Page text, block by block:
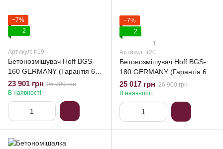
−7%
2
Артикул: tr19
Бетонозмішувач Hoff BGS-
160 GERMANY (Гарантія 60
місяців
23 901 грн 25 700 грн
В наявності
−7%
2
1
Артикул: tr20
Бетонозмішувач Hoff BGS-
180 GERMANY (Гарантія 60
місяців)
25 017 грн 26 900 грн
В наявності